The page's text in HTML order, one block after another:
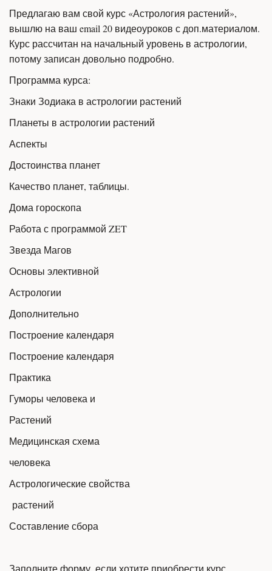
Предлагаю вам свой курс «Астрология растений»,
вышлю на ваш email 20 видеоуроков с доп.материалом.
Курс рассчитан на начальный уровень в астрологии,
потому записан довольно подробно.
Программа курса:
Знаки Зодиака в астрологии растений
Планеты в астрологии растений
Аспекты
Достоинства планет
Качество планет, таблицы.
Дома гороскопа
Работа с программой ZET
Звезда Магов
Основы элективной
Астрологии
Дополнительно
​Построение календаря
Построение календаря
Практика
Гуморы человека и
Растений
Медицинская схема
человека
Астрологические свойства
растений
Составление сбора
Заполните форму, если хотите приобрести курс